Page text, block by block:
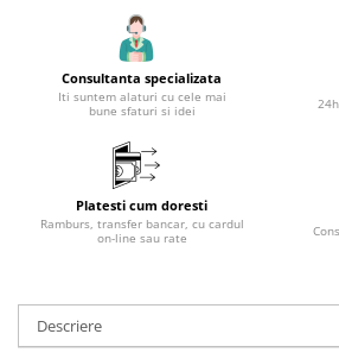
Reductoare presiune gaz
Grupuri de racire cu lichid
Generatoare electrice
Generatoare Insonorizate
Generatoare Uz general
Generatoare Industriale
Automatizari generatoare
Consultanta specializata
Iti suntem alaturi cu cele mai
bune sfaturi si idei
Platesti cum doresti
Ramburs, transfer bancar, cu cardul
on-line sau rate
Descriere